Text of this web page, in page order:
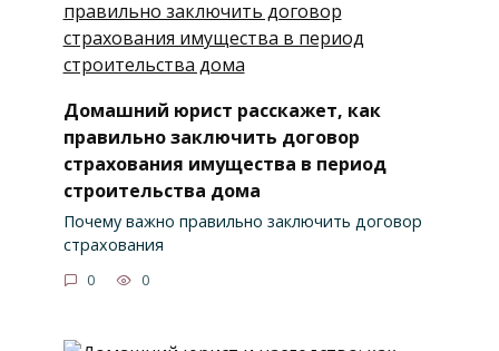
Домашний юрист расскажет, как
правильно заключить договор
страхования имущества в период
строительства дома
Почему важно правильно заключить договор
страхования
0 0